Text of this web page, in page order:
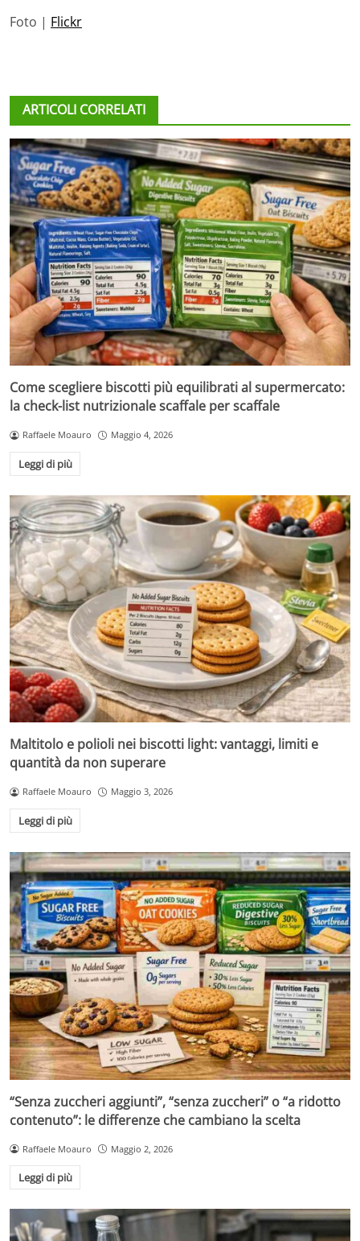
Foto | Flickr
ARTICOLI CORRELATI
Come scegliere biscotti più equilibrati al supermercato:
la check-list nutrizionale scaffale per scaffale
Raffaele Moauro Maggio 4, 2026
Leggi di più
Maltitolo e polioli nei biscotti light: vantaggi, limiti e
quantità da non superare
Raffaele Moauro Maggio 3, 2026
Leggi di più
“Senza zuccheri aggiunti”, “senza zuccheri” o “a ridotto
contenuto”: le differenze che cambiano la scelta
Raffaele Moauro Maggio 2, 2026
Leggi di più